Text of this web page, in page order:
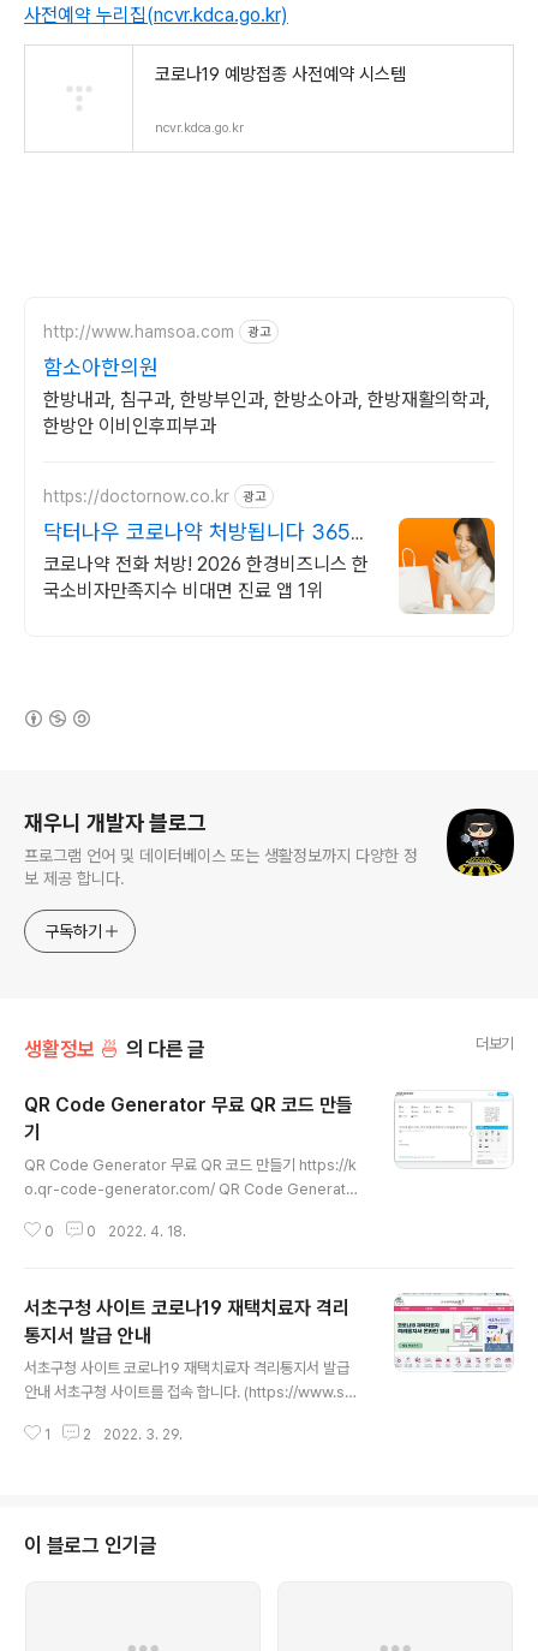
사전예약 누리집(ncvr.kdca.go.kr)
코로나19 예방접종 사전예약 시스템
ncvr.kdca.go.kr
http://www.hamsoa.com 광고
함소아한의원
한방내과, 침구과, 한방부인과, 한방소아과, 한방재활의학과,
한방안 이비인후피부과
https://doctornow.co.kr 광고
닥터나우 코로나약 처방됩니다 365일
24시간 진료가능
코로나약 전화 처방! 2026 한경비즈니스 한
국소비자만족지수 비대면 진료 앱 1위
재우니 개발자 블로그
프로그램 언어 및 데이터베이스 또는 생활정보까지 다양한 정
보 제공 합니다.
구독하기
생활정보 🍜 의 다른 글 더보기
QR Code Generator 무료 QR 코드 만들
기
QR Code Generator 무료 QR 코드 만들기 https://k
o.qr-code-generator.com/ QR Code Generator
e Generator입니다. 로고, 색상, 프레임을 추가하고 높은
가지를 제공해 주네요. 사용법은 https://ko.qr-code-g
enerator.com/ 링크를 통해 설명이 되어 있습니다. 확인
해 보니 정적 QR 코드는 무료라고 하네요. 모든 정적 QR
코드는 무료입니다. 여기에는 URL, vCard, 일반 텍스트,
이메일, SMS, Twitter, WiFi 및..
0 0 2022. 4. 18.
서초구청 사이트 코로나19 재택치료자 격리
통지서 발급 안내
서초구청 사이트 코로나19 재택치료자 격리통지서 발급
안내 서초구청 사이트를 접속 합니다. (https://www.seo
발급의 "발급 바로가기" 버튼을 선택합니다. 누르면 http
정보 확인 절차를 밟습니다. 격리통지서 확인 시 본인 인증
필수 휴대폰 인증 후 격리통지서를 확인할 수 있습니다. 격
1 2 2022. 3. 29.
이 블로그 인기글